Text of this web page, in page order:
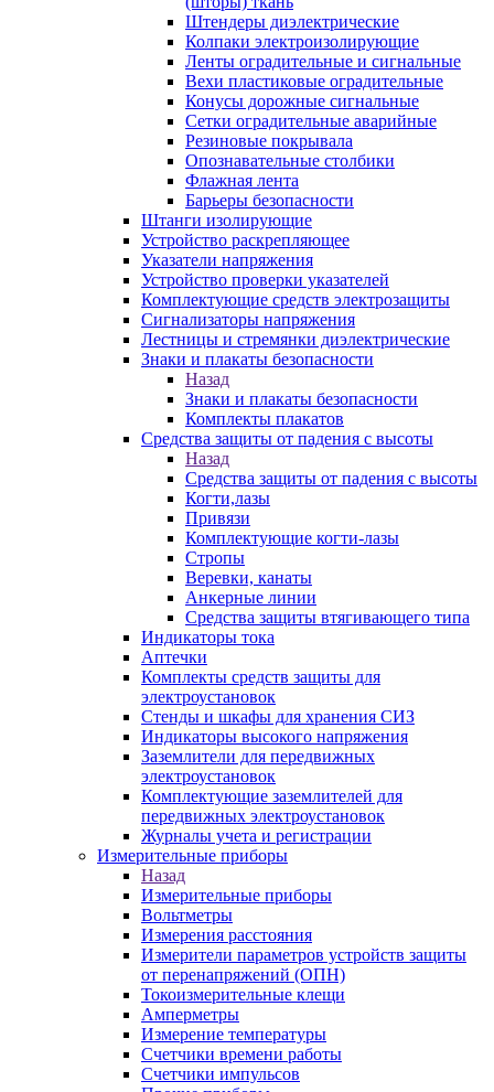
Штендеры диэлектрические
Колпаки электроизолирующие
Ленты оградительные и сигнальные
Вехи пластиковые оградительные
Конусы дорожные сигнальные
Сетки оградительные аварийные
Резиновые покрывала
Опознавательные столбики
Флажная лента
Барьеры безопасности
Штанги изолирующие
Устройство раскрепляющее
Указатели напряжения
Устройство проверки указателей
Комплектующие средств электрозащиты
Сигнализаторы напряжения
Лестницы и стремянки диэлектрические
Знаки и плакаты безопасности
Назад
Знаки и плакаты безопасности
Комплекты плакатов
Средства защиты от падения с высоты
Назад
Средства защиты от падения с высоты
Когти,лазы
Привязи
Комплектующие когти-лазы
Стропы
Веревки, канаты
Анкерные линии
Средства защиты втягивающего типа
Индикаторы тока
Аптечки
Комплекты средств защиты для
электроустановок
Стенды и шкафы для хранения СИЗ
Индикаторы высокого напряжения
Заземлители для передвижных
электроустановок
Комплектующие заземлителей для
передвижных электроустановок
Журналы учета и регистрации
Измерительные приборы
Назад
Измерительные приборы
Вольтметры
Измерения расстояния
Измерители параметров устройств защиты
от перенапряжений (ОПН)
Токоизмерительные клещи
Амперметры
Измерение температуры
Счетчики времени работы
Счетчики импульсов